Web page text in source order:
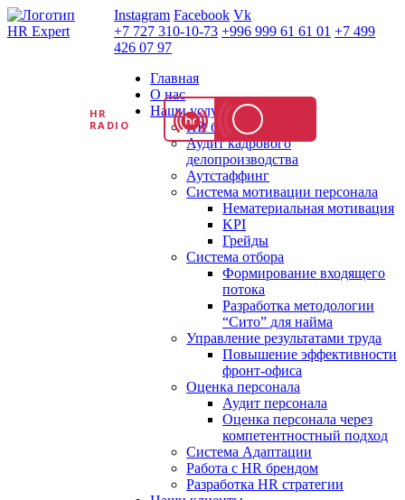
Instagram Facebook Vk
+7 727 310-10-73 +996 999 61 61 01 +7 499
426 07 97
Главная
О нас
Наши услуги
HR бизнес партнер
Аудит кадрового
делопроизводства
Аутстаффинг
Система мотивации персонала
Нематериальная мотивация
KPI
Грейды
Система отбора
Формирование входящего
потока
Разработка методологии
“Сито” для найма
Управление результатами труда
Повышение эффективности
фронт-офиса
Оценка персонала
Аудит персонала
Оценка персонала через
компетентностный подход
Система Адаптации
Работа с HR брендом
Разработка HR стратегии
HR
RADIO